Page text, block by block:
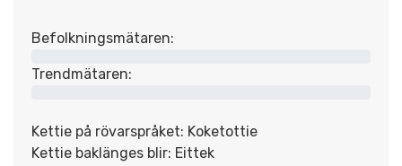
Befolkningsmätaren:
Trendmätaren:
Kettie på rövarspråket: Koketottie
Kettie baklänges blir: Eittek